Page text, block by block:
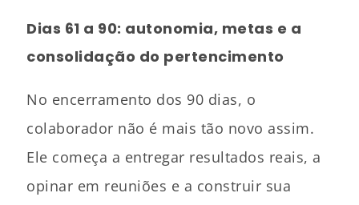
Dias 61 a 90: autonomia, metas e a
consolidação do pertencimento
No encerramento dos 90 dias, o
colaborador não é mais tão novo assim.
Ele começa a entregar resultados reais, a
opinar em reuniões e a construir sua